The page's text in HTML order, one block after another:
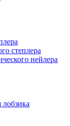
степлера
нейлера